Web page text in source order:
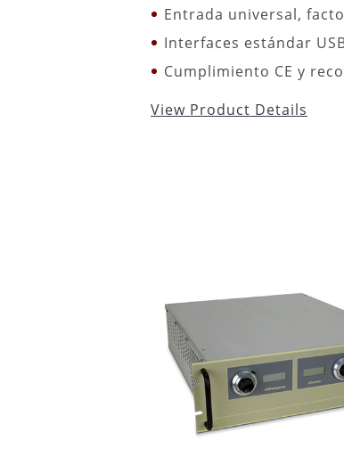
Entrada universal,
Interfaces estándar
Cumplimiento CE y
View Product Details